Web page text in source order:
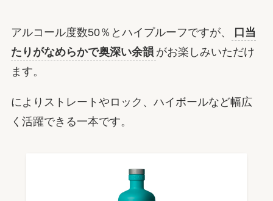
アルコール度数50％とハイプルーフですが、
口当
たりがなめらかで奥深い余韻 がお楽しみいただけ
ます。
によりストレートやロック、ハイボールなど幅広
く活躍できる一本です。